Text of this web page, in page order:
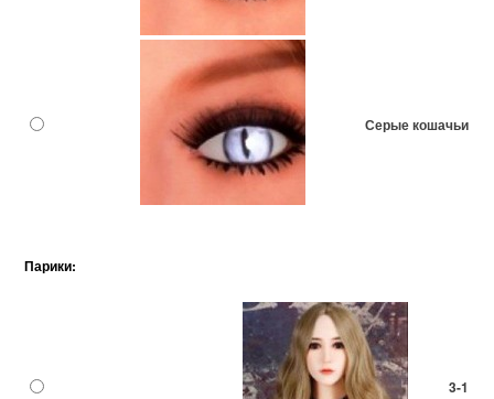
Серые кошачьи
Парики:
3-1